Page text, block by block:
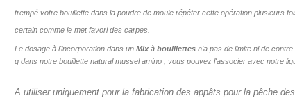
trempé votre bouillette dans la poudre de moule répéter cette opération plusieurs
certain comme le met favori des carpes.
Le dosage à l'incorporation dans un Mix à bouillettes n'a pas de limite ni de
g dans notre bouillette natural mussel amino , vous pouvez l'associer avec notre
A utiliser uniquement pour la fabrication des appâts pour la pêche